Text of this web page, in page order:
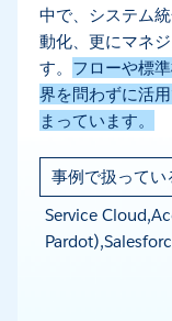
中で、システム
動化、更にマネ
す。 フローや標
界を問わずに活
まっています。
事例で扱ってい
Service